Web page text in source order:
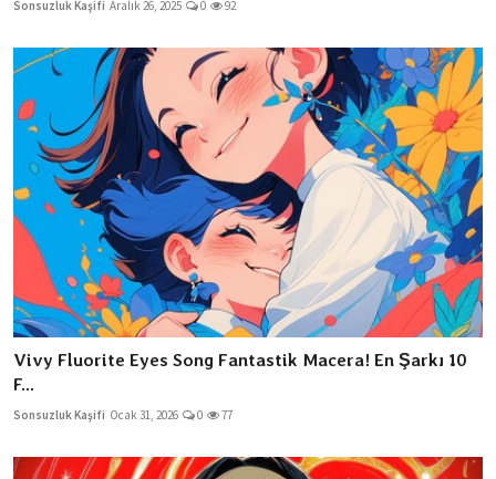
Sonsuzluk Kaşifi Aralık 26, 2025 0 92
Vivy Fluorite Eyes Song Fantastik Macera! En Şarkı 10
F...
Sonsuzluk Kaşifi Ocak 31, 2026 0 77